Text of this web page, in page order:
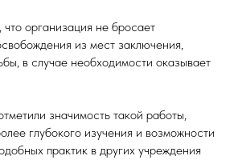
организация не бросает
из мест заключения,
в случае необходимости оказывает
значимость такой работы,
глубокого изучения и возможности
практик в других учреждения